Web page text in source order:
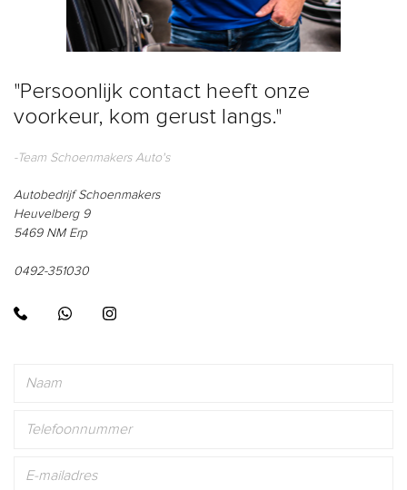
"Persoonlijk contact heeft onze
voorkeur, kom gerust langs."
-Team Schoenmakers Auto's
Autobedrijf Schoenmakers
Heuvelberg 9
5469 NM Erp
0492-351030